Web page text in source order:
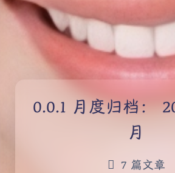
月度归档：
月
7 篇文章